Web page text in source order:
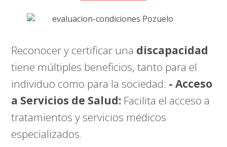
Reconocer y certificar una discapacidad
tiene múltiples beneficios, tanto para el
individuo como para la sociedad: - Acceso
a Servicios de Salud: Facilita el acceso a
tratamientos y servicios médicos
especializados.